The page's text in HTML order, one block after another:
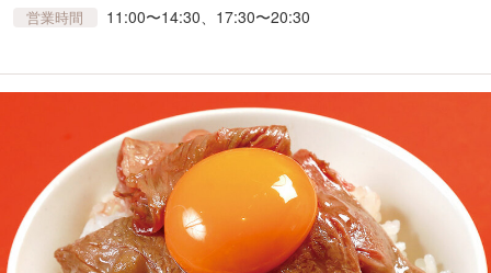
営業時間 11:00〜14:30、17:30〜20:30